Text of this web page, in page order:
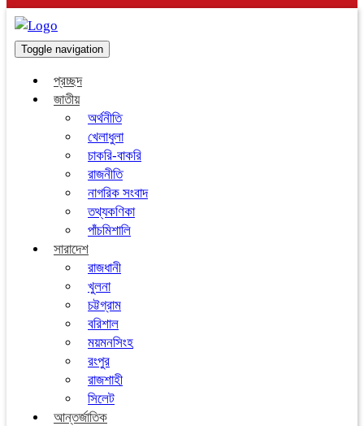
Toggle navigation
প্রচ্ছদ
জাতীয়
অর্থনীতি
খেলাধুলা
চাকরি-বাকরি
রাজনীতি
নাগরিক সংবাদ
তথ্যকণিকা
পাঁচমিশালি
সারাদেশ
রাজধানী
খুলনা
চট্টগ্রাম
বরিশাল
ময়মনসিংহ
রংপুর
রাজশাহী
সিলেট
আন্তর্জাতিক